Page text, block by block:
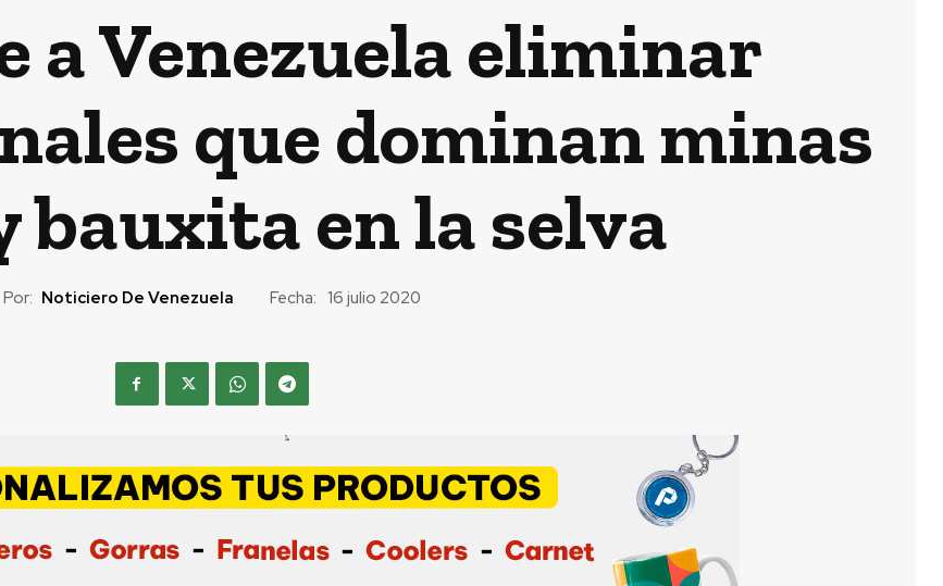
a Venezuela eliminar
que dominan minas
bauxita en la selva
Por: Noticiero De Venezuela Fecha: 16 julio 2020